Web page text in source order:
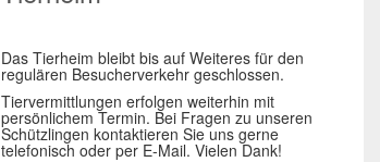
Das Tierheim bleibt bis auf Weiteres für den
regulären Besucherverkehr geschlossen.
Tiervermittlungen erfolgen weiterhin mit
persönlichem Termin. Bei Fragen zu unseren
Schützlingen kontaktieren Sie uns gerne
telefonisch oder per E-Mail. Vielen Dank!